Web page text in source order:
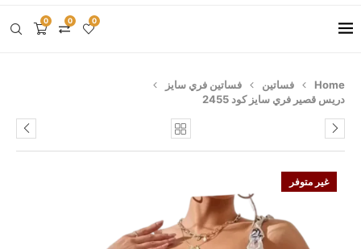
0 0 0
Home فساتين
فساتين فري سايز
دريس قصير فري سايز كود 2455
غير متوفر